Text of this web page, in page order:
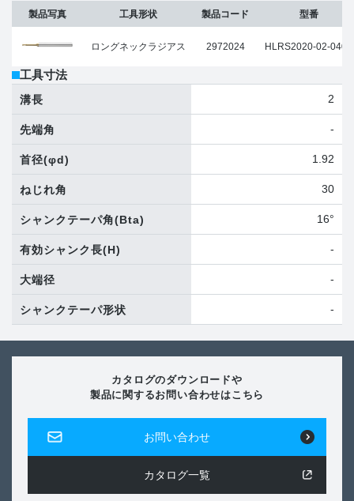
製品写真 工具形状
ロングネックラジアス
製品コード
2972024
型番
HLRS2020-02-040E
工具寸法
溝長 2
先端角 -
首径(φd) 1.92
ねじれ角 30
シャンクテーパ角(Bta) 16°
有効シャンク長(H) -
大端径 -
シャンクテーパ形状 -
カタログのダウンロードや
製品に関するお問い合わせはこちら
お問い合わせ
カタログ一覧